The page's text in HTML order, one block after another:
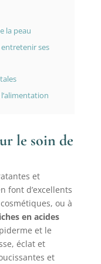
la peau
ses
le soin de
et
font d’excellents
ou à
en acides
et le
éclat et
et